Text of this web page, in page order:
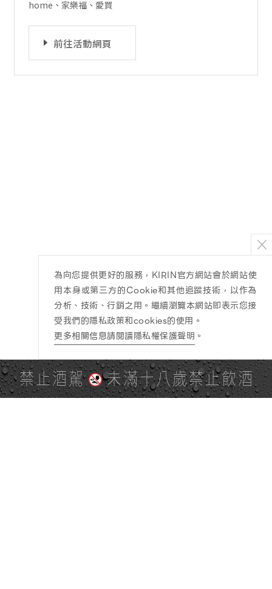
home、家樂福、愛買
前往活動網頁
禁止酒駕 未滿十八歲禁止飲酒
為向您提供更好的服務，KIRIN官方網站會於網站使
用本身或第三方的Cookie和其他追蹤技術，以作為
分析、技術、行銷之用。繼續瀏覽本網站即表示您接
受我們的隱私政策和cookies的使用。
更多相關信息請閱讀隱私權保護聲明 。
PAGE TOP